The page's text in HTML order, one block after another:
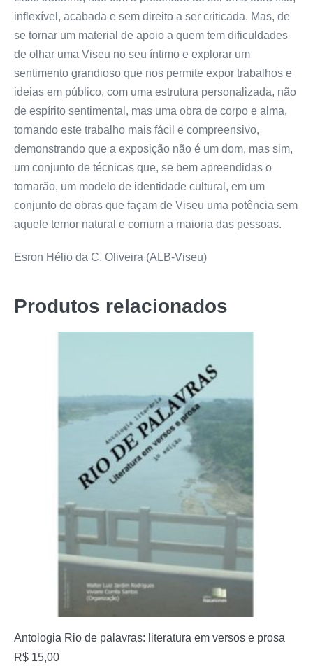
inflexível, acabada e sem direito a ser criticada. Mas, de
se tornar um material de apoio a quem tem dificuldades
de olhar uma Viseu no seu íntimo e explorar um
sentimento grandioso que nos permite expor trabalhos e
ideias em público, com uma estrutura personalizada, não
de espírito sentimental, mas uma obra de corpo e alma,
tornando este trabalho mais fácil e compreensivo,
demonstrando que a exposição não é um dom, mas sim,
um conjunto de técnicas que, se bem apreendidas o
tornarão, um modelo de identidade cultural, em um
conjunto de obras que façam de Viseu uma potência sem
aquele temor natural e comum a maioria das pessoas.
Esron Hélio da C. Oliveira (ALB-Viseu)
Produtos relacionados
Antologia Rio de palavras: literatura em versos e prosa
R$ 15,00